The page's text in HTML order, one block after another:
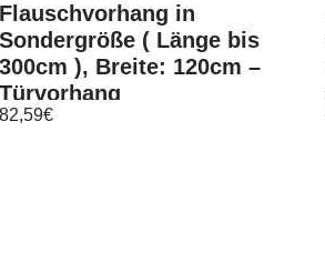
Flauschvorhang in
Sondergröße ( Länge bis
300cm ), Breite: 120cm –
Türvorhang
82,59€